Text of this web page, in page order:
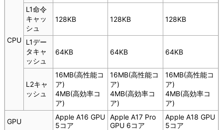
CPU
L1命令
キャッ
シュ
128KB 128KB 128KB
L1デー
タキャ
ッシュ
64KB 64KB 64KB
L2キャ
ッシュ
16MB(高性能コ
ア)
4MB(高効率コ
ア)
16MB(高性能コ
ア)
4MB(高効率コ
ア)
16MB(高性能コ
ア)
4MB(高効率コ
ア)
GPU
Apple A16 GPU
5コア
Apple A17 Pro
GPU 6コア
Apple A18 GPU
5コア